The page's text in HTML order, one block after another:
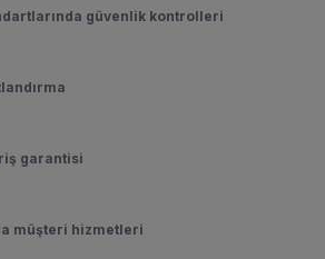
güvenlik kontrolleri
garantisi
müşteri hizmetleri